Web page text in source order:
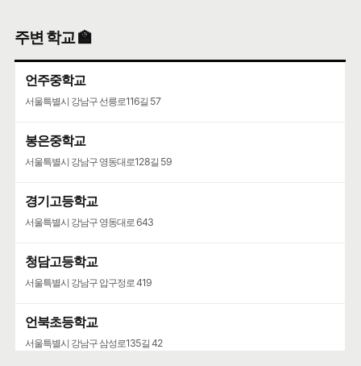
주변 학교 🏫
언주중학교
서울특별시 강남구 선릉로116길 57
봉은중학교
서울특별시 강남구 영동대로128길 59
경기고등학교
서울특별시 강남구 영동대로 643
청담고등학교
서울특별시 강남구 압구정로 419
언북초등학교
서울특별시 강남구 삼성로135길 42